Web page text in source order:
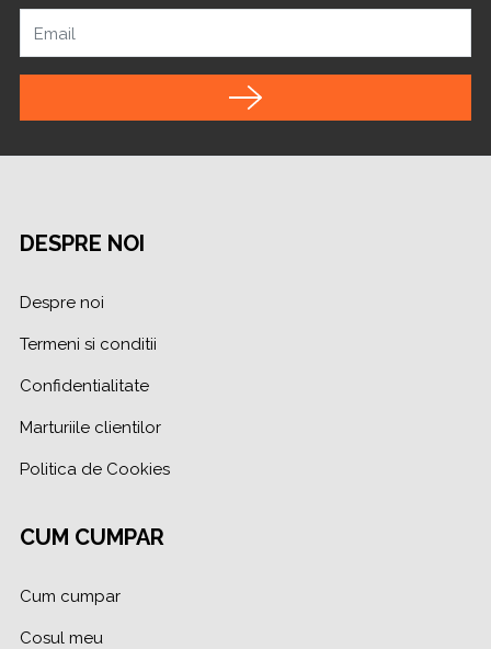
Email
DESPRE NOI
Despre noi
Termeni si conditii
Confidentialitate
Marturiile clientilor
Politica de Cookies
CUM CUMPAR
Cum cumpar
Cosul meu